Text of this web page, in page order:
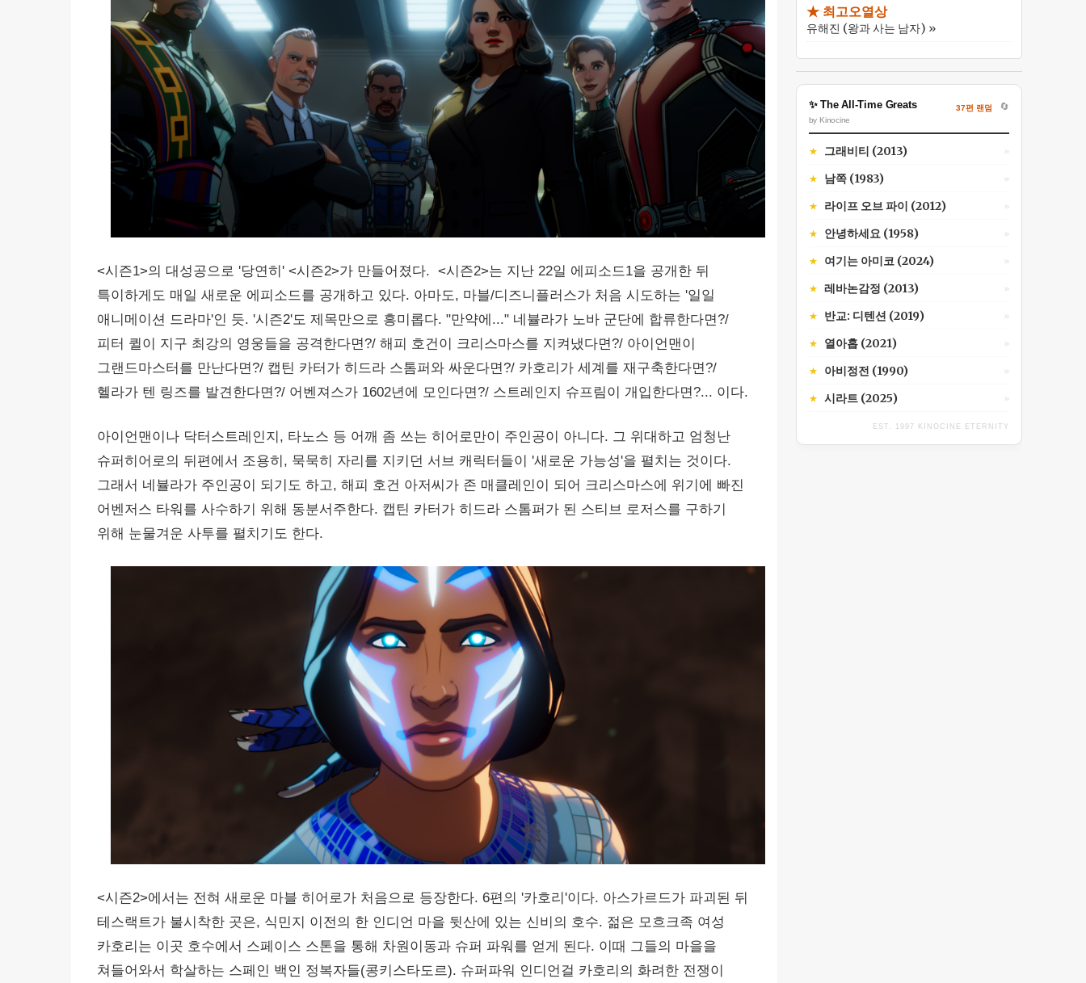
<시즌1>의 대성공으로 '당연히' <시즌2>가 만들어졌다. <시즌2>는 지난 22일 에피소드1을 공개한 뒤
특이하게도 매일 새로운 에피소드를 공개하고 있다. 아마도, 마블/디즈니플러스가 처음 시도하는 '일일
애니메이션 드라마'인 듯. '시즌2'도 제목만으로 흥미롭다. "만약에..." 네뷸라가 노바 군단에 합류한다면?/
피터 퀼이 지구 최강의 영웅들을 공격한다면?/ 해피 호건이 크리스마스를 지켜냈다면?/ 아이언맨이
그랜드마스터를 만난다면?/ 캡틴 카터가 히드라 스톰퍼와 싸운다면?/ 카호리가 세계를 재구축한다면?/
헬라가 텐 링즈를 발견한다면?/ 어벤져스가 1602년에 모인다면?/ 스트레인지 슈프림이 개입한다면?... 이다.
아이언맨이나 닥터스트레인지, 타노스 등 어깨 좀 쓰는 히어로만이 주인공이 아니다. 그 위대하고 엄청난
슈퍼히어로의 뒤편에서 조용히, 묵묵히 자리를 지키던 서브 캐릭터들이 '새로운 가능성'을 펼치는 것이다.
그래서 네뷸라가 주인공이 되기도 하고, 해피 호건 아저씨가 존 매클레인이 되어 크리스마스에 위기에 빠진
어벤저스 타워를 사수하기 위해 동분서주한다. 캡틴 카터가 히드라 스톰퍼가 된 스티브 로저스를 구하기
위해 눈물겨운 사투를 펼치기도 한다.
<시즌2>에서는 전혀 새로운 마블 히어로가 처음으로 등장한다. 6편의 '카호리'이다. 아스가르드가 파괴된 뒤
테스랙트가 불시착한 곳은, 식민지 이전의 한 인디언 마을 뒷산에 있는 신비의 호수. 젊은 모흐크족 여성
카호리는 이곳 호수에서 스페이스 스톤을 통해 차원이동과 슈퍼 파워를 얻게 된다. 이때 그들의 마을을
쳐들어와서 학살하는 스페인 백인 정복자들(콩키스타도르). 슈퍼파워 인디언걸 카호리의 화려한 전쟁이
★ 최고오열상
유해진 (왕과 사는 남자) »
✨ The All-Time Greats
by Kinocine
37편 랜덤 🔄
★ 그래비티 (2013) »
★ 남쪽 (1983) »
★ 라이프 오브 파이 (2012) »
★ 안녕하세요 (1958) »
★ 여기는 아미코 (2024) »
★ 레바논감정 (2013) »
★ 반교: 디텐션 (2019) »
★ 열아홉 (2021) »
★ 아비정전 (1990) »
★ 시라트 (2025) »
EST. 1997 KINOCINE ETERNITY